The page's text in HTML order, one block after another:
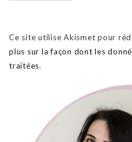
Ce site utilise Akismet pour
plus sur la façon dont les
traitées.